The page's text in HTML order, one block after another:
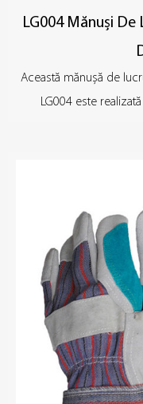
LG004 Mănuși De
Această mănușă de
LG004 este